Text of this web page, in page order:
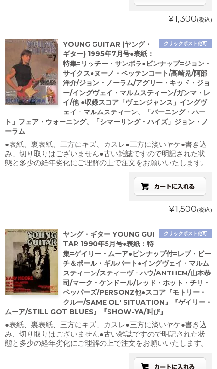
¥1,300(税込)
クリックポスト他可
YOUNG GUITAR (ヤング・
ギター) 1995年7月号●表紙：
特集=リッチー・サンボラ●ピンナップ=ジョン・
サイクス●ヌーノ・ベッテンコート/高崎晃/阿部
洋介/ジョン・ノーラム/アグリー・キッド・ジョ
ー/イングヴェイ・マルムスティーン/ガンマ・レ
イ/他 ●収録スコア「ヴェンジャンス」イングヴ
ェイ・マルムスティーン、「バーニング・ハー
ト」フェア・ウォーニング、「シマーリング・ハイズ」ジョン・ノ
ーラム
●表紙、裏表紙、三方にキズ、カスレ●三方に淡いヤケ●書き込
み、切り取りはございません●古い雑誌ですので明記された状
態と多少の経年劣化にご理解の上で注文をお願いいたします。
¥1,500(税込)
クリックポスト他可
ヤング・ギター YOUNG GUI
TAR 1990年5月号●表紙：特
集=ゲイリー・ムーア●ピンナップ付=レブ・ビー
チ＆ポール・ギルバート●イングヴェイ・マルム
スティーン/スティーヴ・ハウ/ANTHEM/山本恭
司/マーク・ケンドール/レッド・ホット・チリ・
ペッパーズ/PERSONZ他●スコア『モトリー・
クルー/SAME OL' SITUATION』『ゲイリー・
ムーア/STILL GOT BLUES』『SHOW-YA/叫び』
●表紙、裏表紙、三方にキズ、カスレ●三方に淡いヤケ●書き込
み、切り取りはございません●古い雑誌ですので明記された状
態と多少の経年劣化にご理解の上で注文をお願いいたします。